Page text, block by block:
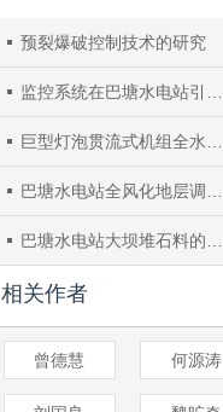
预裂爆破控制技术的研究
监控系统在巴塘水电站引水隧洞施工中的应用
巨型灯泡贯流式机组全水头运行研究
巴塘水电站全风化地层调压井开挖与支护方案研究
巴塘水电站大坝堆石料的开采与质量控制
相关作者
曾德慧 何源涛